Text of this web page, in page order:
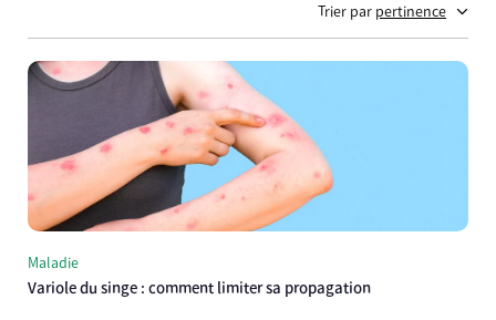
Trier par pertinence
Maladie
Variole du singe : comment limiter sa propagation